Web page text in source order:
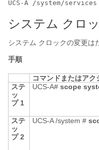
システム クロ
システム クロックの変更は
手順
コマンドまたはアク
ステ
ッ
プ 1
UCS-A# scope
ステ
ッ
プ 2
UCS-A /system #